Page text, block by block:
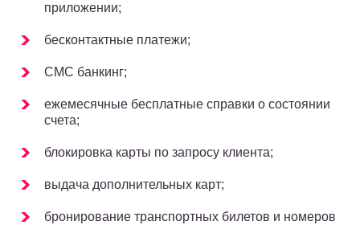
приложении;
бесконтактные платежи;
СМС банкинг;
ежемесячные бесплатные справки о состоянии
счета;
блокировка карты по запросу клиента;
выдача дополнительных карт;
бронирование транспортных билетов и номеров